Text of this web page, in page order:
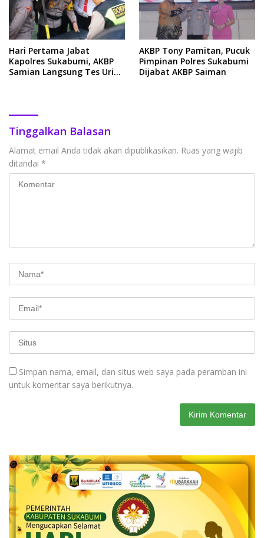
Hari Pertama Jabat
Kapolres Sukabumi, AKBP
Samian Langsung Tes Urin
AKBP Tony Pamitan, Pucuk
Pimpinan Polres Sukabumi
Dijabat AKBP Saiman
Tinggalkan Balasan
Alamat email Anda tidak akan dipublikasikan. Ruas yang wajib
ditandai *
Simpan nama, email, dan situs web saya pada peramban ini
untuk komentar saya berikutnya.